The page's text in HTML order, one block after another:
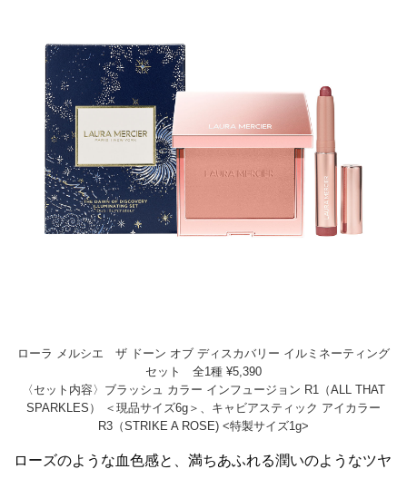
ローラ メルシエ ザ ドーン オブ ディスカバリー イルミネーティング
セット 全1種 ¥5,390
〈セット内容〉ブラッシュ カラー インフュージョン R1（ALL THAT
SPARKLES） ＜現品サイズ6g＞、キャビアスティック アイカラー
R3（STRIKE A ROSE) <特製サイズ1g>
ローズのような血色感と、満ちあふれる潤いのようなツヤ